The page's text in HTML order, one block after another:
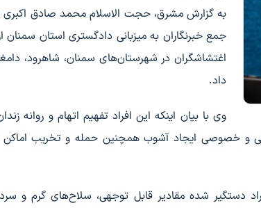
به گزارش مشرق، حجت الاسلام محمد صادق
جمع خبرنگاران به میزبانی دادگستری استان سمنان
اغتشاشگران در شهرستان‌های سمنان، شاهرود،
داد.
وی با بیان اینکه این افراد تفهیم اتهام و روانه
و خصوصی ایجاد آشوب همچنین حمله و تخریب اماکن
دستگیر شده مقادیر قابل توجهی، سلاح‌های گرم و سرد،